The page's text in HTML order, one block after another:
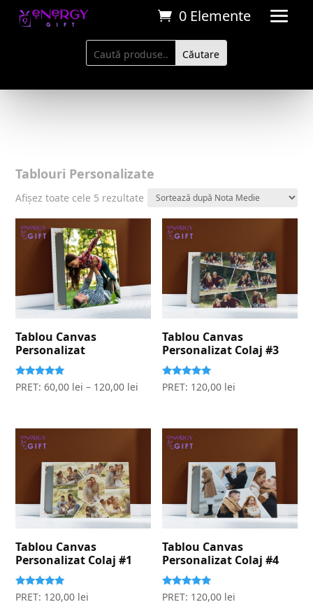
0 Elemente
Tablouri Personalizate
Afișez toate cele 5 rezultate Sortat
după
evaluarea
Tablou Canvas
Personalizat
Evaluat la
5.00
PRET:60,00 lei – 120,00 lei
Tablou Canvas
Personalizat Colaj #3
Evaluat la
5.00
PRET: 120,00 lei
Tablou Canvas
Personalizat Colaj #1
Evaluat la
5.00
PRET: 120,00 lei
Tablou Canvas
Personalizat Colaj #4
Evaluat la
5.00
PRET: 120,00 lei